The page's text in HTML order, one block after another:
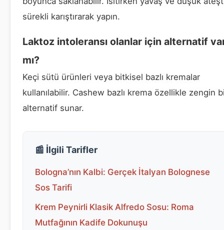
sürekli karıştırarak yapın.
Laktoz intoleransı olanlar için alternatif
mı?
Keçi sütü ürünleri veya bitkisel bazlı kremalar
kullanılabilir. Cashew bazlı krema özellikle zengin
alternatif sunar.
📰 İlgili Tarifler
Bologna’nın Kalbi: Gerçek İtalyan Bolognese
Sos Tarifi
Krem Peynirli Klasik Alfredo Sosu: Roma
Mutfağının Kadife Dokunuşu